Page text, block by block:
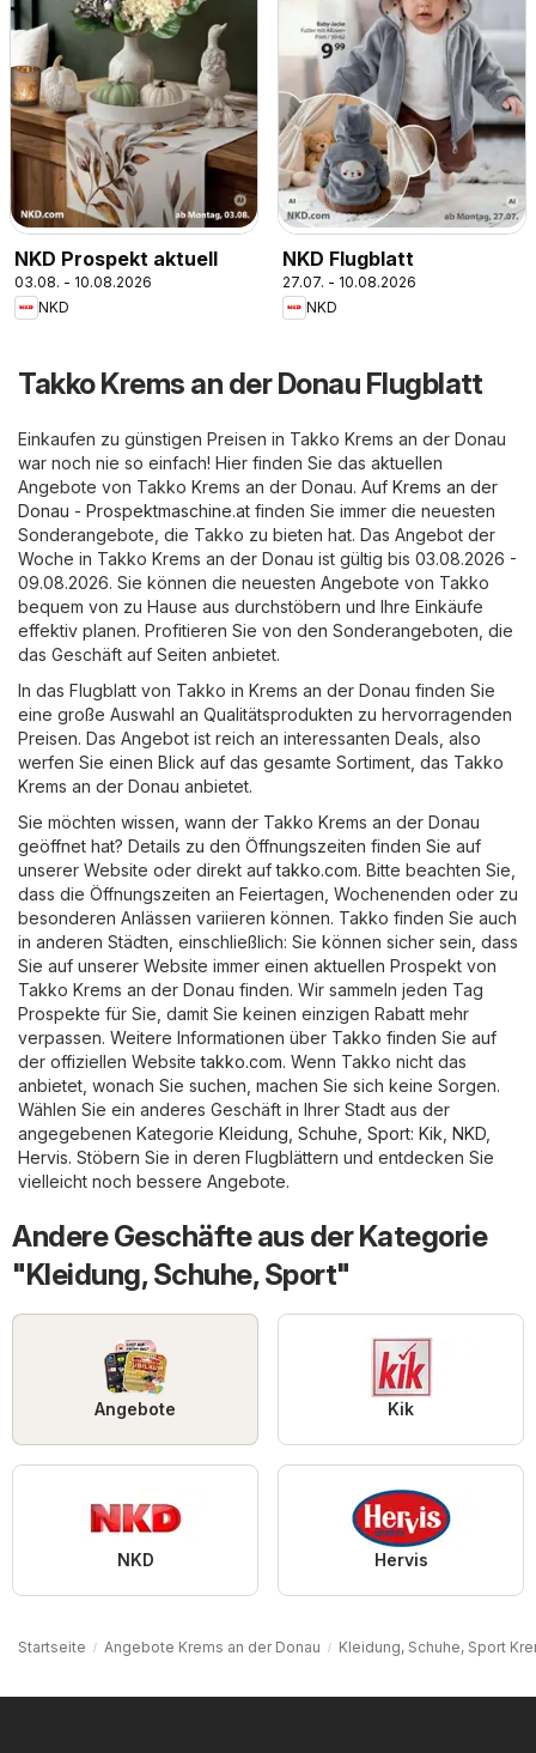
NKD Prospekt aktuell
03.08. - 10.08.2026
NKD
NKD Flugblatt
27.07. - 10.08.2026
NKD
Takko Krems an der Donau Flugblatt
Einkaufen zu günstigen Preisen in Takko Krems an der Donau
war noch nie so einfach! Hier finden Sie das aktuellen
Angebote von Takko Krems an der Donau. Auf Krems an der
Donau - Prospektmaschine.at finden Sie immer die neuesten
Sonderangebote, die Takko zu bieten hat. Das Angebot der
Woche in Takko Krems an der Donau ist gültig bis 03.08.2026 -
09.08.2026. Sie können die neuesten Angebote von Takko
bequem von zu Hause aus durchstöbern und Ihre Einkäufe
effektiv planen. Profitieren Sie von den Sonderangeboten, die
das Geschäft auf Seiten anbietet.
In das Flugblatt von Takko in Krems an der Donau finden Sie
eine große Auswahl an Qualitätsprodukten zu hervorragenden
Preisen. Das Angebot ist reich an interessanten Deals, also
werfen Sie einen Blick auf das gesamte Sortiment, das Takko
Krems an der Donau anbietet.
Sie möchten wissen, wann der Takko Krems an der Donau
geöffnet hat? Details zu den Öffnungszeiten finden Sie auf
unserer Website oder direkt auftakko.com. Bitte beachten Sie,
dass die Öffnungszeiten an Feiertagen, Wochenenden oder zu
besonderen Anlässen variieren können. Takko finden Sie auch
in anderen Städten, einschließlich: Sie können sicher sein, dass
Sie auf unserer Website immer einen aktuellen Prospekt von
Takko Krems an der Donau finden. Wir sammeln jeden Tag
Prospekte für Sie, damit Sie keinen einzigen Rabatt mehr
verpassen. Weitere Informationen über Takko finden Sie auf
der offiziellen Websitetakko.com. Wenn Takko nicht das
anbietet, wonach Sie suchen, machen Sie sich keine Sorgen.
Wählen Sie ein anderes Geschäft in Ihrer Stadt aus der
angegebenen Kategorie Kleidung, Schuhe, Sport: Kik NKD
Hervis. Stöbern Sie in deren Flugblättern und entdecken Sie
vielleicht noch bessere Angebote.
Andere Geschäfte aus der Kategorie
"Kleidung, Schuhe, Sport"
Angebote Kik
NKD Hervis
Startseite Angebote Krems an der Donau Kleidung, Schuhe, Sport